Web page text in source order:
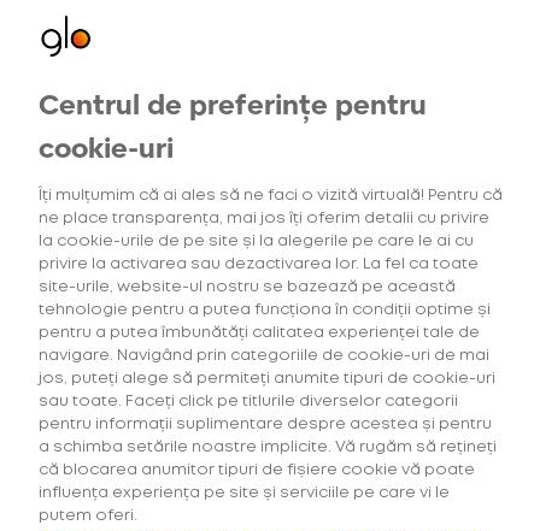
Consumabile
Descoperă
consumabilele
virto™ și rivo™
Prinde cele mai bune
oferte la gamele tale de
consumabile preferate.
Oferte exclusive
Centrul de preferințe pentru
cookie-uri
Îți mulțumim că ai ales să ne faci o vizită virtuală! Pentru că
ne place transparența, mai jos îți oferim detalii cu privire
la cookie-urile de pe site și la alegerile pe care le ai cu
privire la activarea sau dezactivarea lor. La fel ca toate
site-urile, website-ul nostru se bazează pe această
tehnologie pentru a putea funcționa în condiții optime și
pentru a putea îmbunătăți calitatea experienței tale de
navigare. Navigând prin categoriile de cookie-uri de mai
jos, puteți alege să permiteți anumite tipuri de cookie-uri
sau toate. Faceți click pe titlurile diverselor categorii
pentru informații suplimentare despre acestea și pentru
a schimba setările noastre implicite. Vă rugăm să rețineți
că blocarea anumitor tipuri de fișiere cookie vă poate
influența experiența pe site și serviciile pe care vi le
putem oferi.